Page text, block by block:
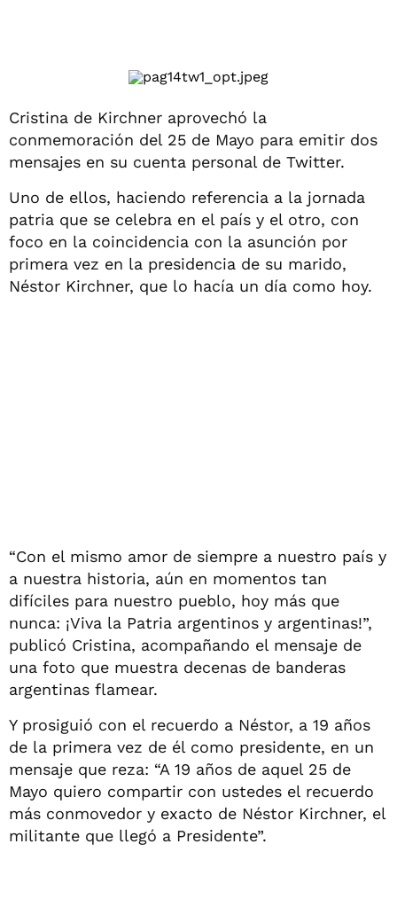
Cristina de Kirchner aprovechó la
conmemoración del 25 de Mayo para emitir dos
mensajes en su cuenta personal de Twitter.
Uno de ellos, haciendo referencia a la jornada
patria que se celebra en el país y el otro, con
foco en la coincidencia con la asunción por
primera vez en la presidencia de su marido,
Néstor Kirchner, que lo hacía un día como hoy.
“Con el mismo amor de siempre a nuestro país y
a nuestra historia, aún en momentos tan
difíciles para nuestro pueblo, hoy más que
nunca: ¡Viva la Patria argentinos y argentinas!”,
publicó Cristina, acompañando el mensaje de
una foto que muestra decenas de banderas
argentinas flamear.
Y prosiguió con el recuerdo a Néstor, a 19 años
de la primera vez de él como presidente, en un
mensaje que reza: “A 19 años de aquel 25 de
Mayo quiero compartir con ustedes el recuerdo
más conmovedor y exacto de Néstor Kirchner, el
militante que llegó a Presidente”.